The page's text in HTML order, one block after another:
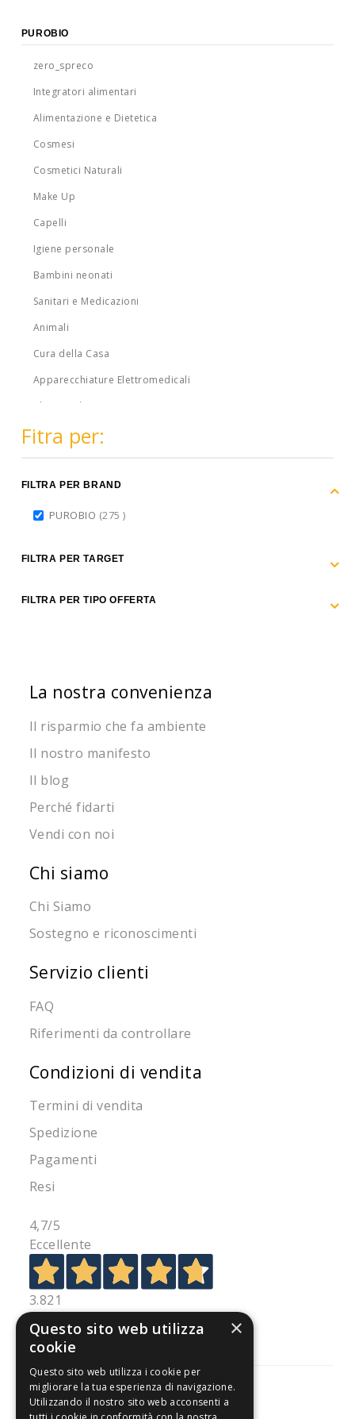
PUROBIO
zero_spreco
Integratori alimentari
Alimentazione e Dietetica
Cosmesi
Cosmetici Naturali
Make Up
Capelli
Igiene personale
Bambini neonati
Sanitari e Medicazioni
Animali
Cura della Casa
Apparecchiature Elettromedicali
Idee regalo
Promozioni
Principi Attivi
Fitra per:
FILTRA PER BRAND
PUROBIO 275items
FILTRA PER TARGET
FILTRA PER TIPO OFFERTA
La nostra convenienza
Il risparmio che fa ambiente
Il nostro manifesto
Il blog
Perché fidarti
Vendi con noi
Chi siamo
Chi Siamo
Sostegno e riconoscimenti
Servizio clienti
FAQ
Riferimenti da controllare
Condizioni di vendita
Termini di vendita
Spedizione
Pagamenti
Resi
4,7/5
Eccellente
3.821
Recensioni
×
Questo sito web utilizza
cookie
Questo sito web utilizza i cookie per
migliorare la tua esperienza di navigazione.
Utilizzando il nostro sito web acconsenti a